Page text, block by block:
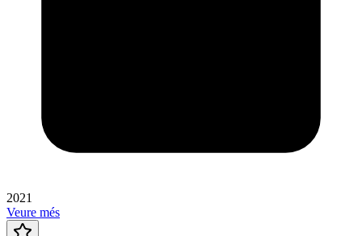
2021
Veure més